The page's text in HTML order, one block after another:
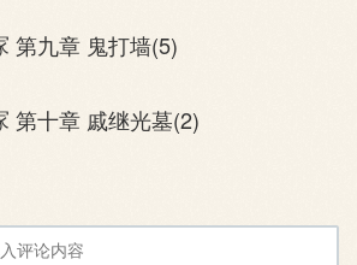
第九章 鬼打墙(5)
第十章 戚继光墓(2)